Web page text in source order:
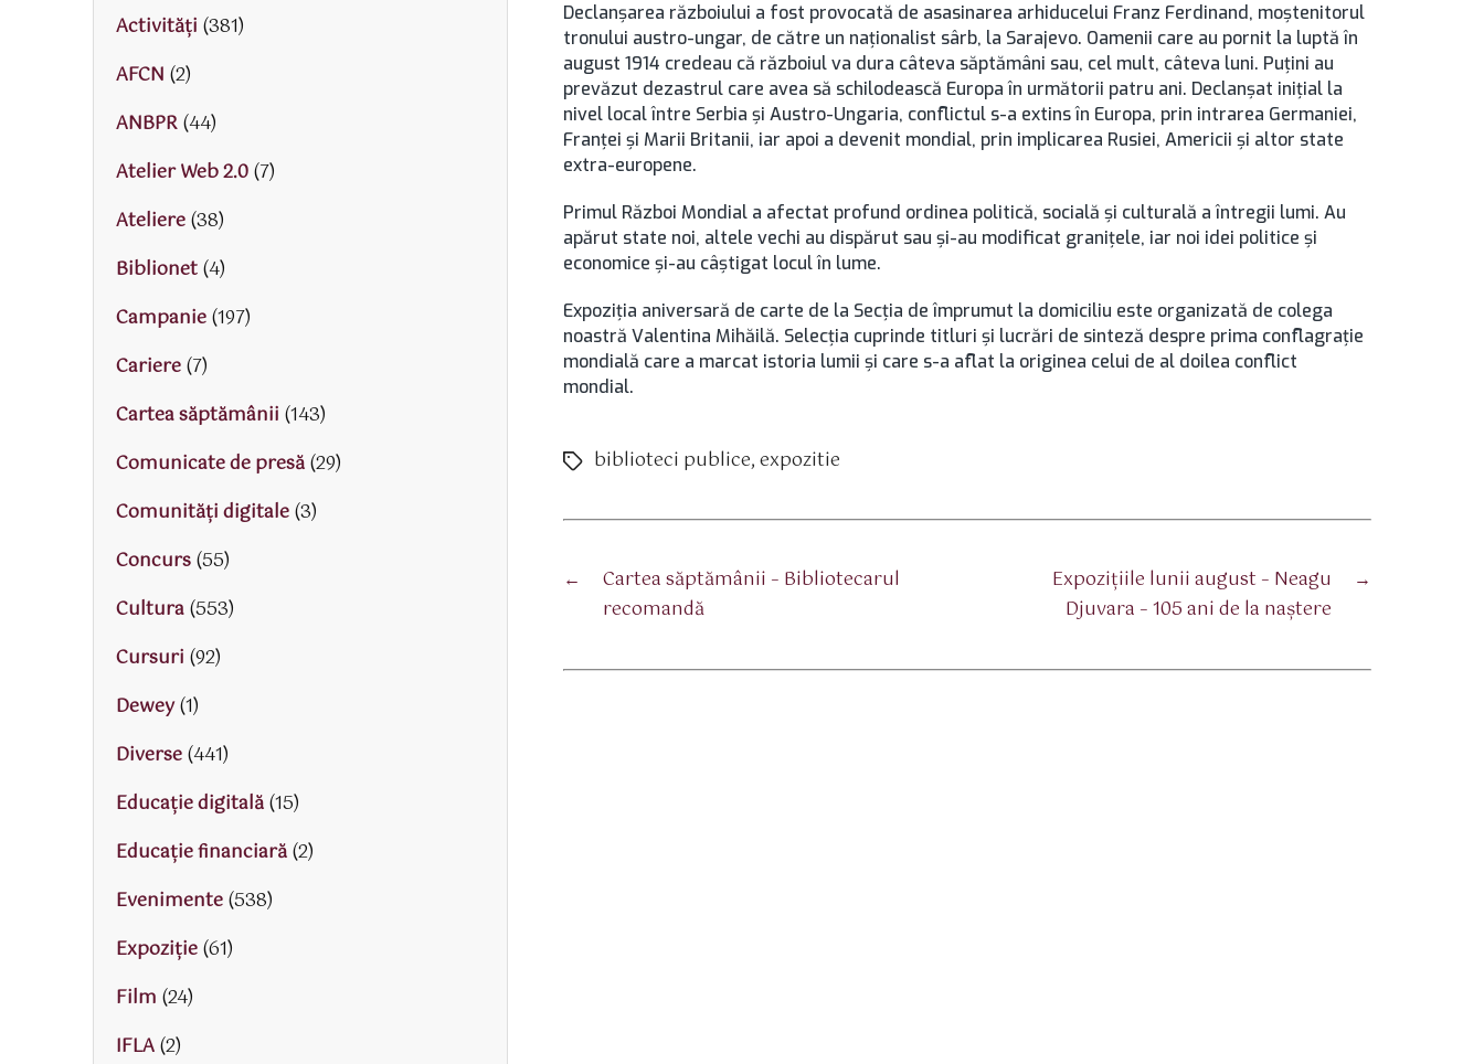
Declanşarea războiului a fost provocată de asasinarea arhiducelui Franz Ferdinand, moştenitorul
tronului austro-ungar, de către un naţionalist sârb, la Sarajevo. Oamenii care au pornit la luptă în
august 1914 credeau că războiul va dura câteva săptămâni sau, cel mult, câteva luni. Puţini au
prevăzut dezastrul care avea să schilodească Europa în următorii patru ani. Declanşat iniţial la
nivel local între Serbia şi Austro-Ungaria, conflictul s-a extins în Europa, prin intrarea Germaniei,
Franţei şi Marii Britanii, iar apoi a devenit mondial, prin implicarea Rusiei, Americii şi altor state
extra-europene.
Primul Război Mondial a afectat profund ordinea politică, socială şi culturală a întregii lumi. Au
apărut state noi, altele vechi au dispărut sau şi-au modificat graniţele, iar noi idei politice şi
economice şi-au câştigat locul în lume.
Expoziţia aniversară de carte de la Secţia de împrumut la domiciliu este organizată de colega
noastră Valentina Mihăilă. Selecţia cuprinde titluri şi lucrări de sinteză despre prima conflagraţie
mondială care a marcat istoria lumii şi care s-a aflat la originea celui de al doilea conflict
mondial.
Etichete
biblioteci publice,expozitie
←
Cartea săptămânii – Bibliotecarul
recomandă
→
Expoziţiile lunii august – Neagu
Djuvara – 105 ani de la naştere
Activităţi (381)
AFCN (2)
ANBPR(44)
Atelier Web 2.0(7)
Ateliere(38)
Biblionet(4)
Campanie(197)
Cariere(7)
Cartea săptămânii (143)
Comunicate de presă(29)
Comunități digitale(3)
Concurs(55)
Cultura(553)
Cursuri (92)
Dewey(1)
Diverse(441)
Educaţie digitală(15)
Educaţie financiară(2)
Evenimente(538)
Expoziție(61)
Film (24)
IFLA(2)